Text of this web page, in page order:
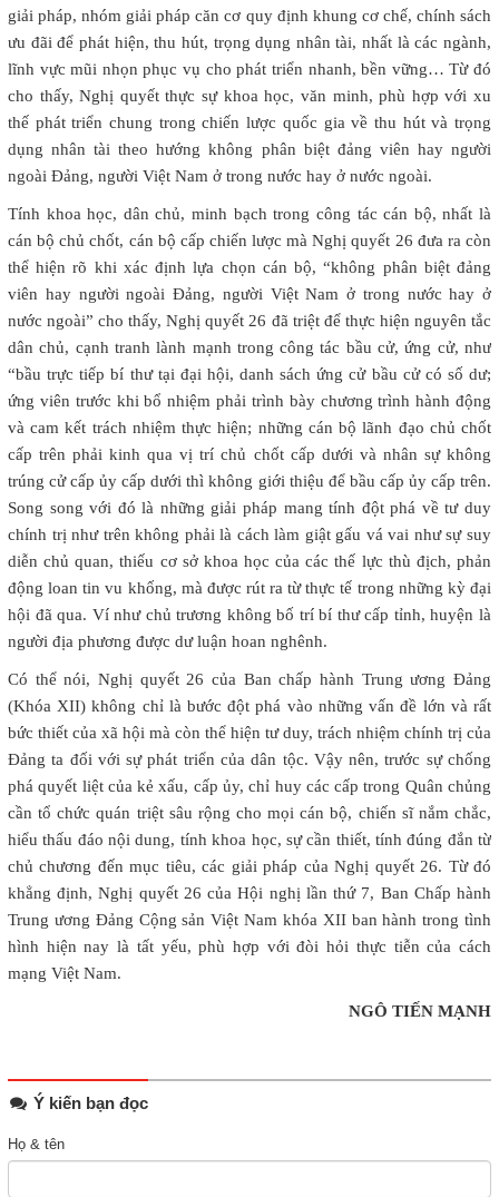
giải pháp, nhóm giải pháp căn cơ quy định khung cơ chế, chính sách
ưu đãi để phát hiện, thu hút, trọng dụng nhân tài, nhất là các ngành,
lĩnh vực mũi nhọn phục vụ cho phát triển nhanh, bền vững… Từ đó
cho thấy, Nghị quyết thực sự khoa học, văn minh, phù hợp với xu
thế phát triển chung trong chiến lược quốc gia về thu hút và trọng
dụng nhân tài theo hướng không phân biệt đảng viên hay người
ngoài Đảng, người Việt Nam ở trong nước hay ở nước ngoài.
Tính khoa học, dân chủ, minh bạch trong công tác cán bộ, nhất là
cán bộ chủ chốt, cán bộ cấp chiến lược mà Nghị quyết 26 đưa ra còn
thể hiện rõ khi xác định lựa chọn cán bộ, “không phân biệt đảng
viên hay người ngoài Đảng, người Việt Nam ở trong nước hay ở
nước ngoài” cho thấy, Nghị quyết 26 đã triệt để thực hiện nguyên tắc
dân chủ, cạnh tranh lành mạnh trong công tác bầu cử, ứng cử, như
“bầu trực tiếp bí thư tại đại hội, danh sách ứng cử bầu cử có số dư;
ứng viên trước khi bổ nhiệm phải trình bày chương trình hành động
và cam kết trách nhiệm thực hiện; những cán bộ lãnh đạo chủ chốt
cấp trên phải kinh qua vị trí chủ chốt cấp dưới và nhân sự không
trúng cử cấp ủy cấp dưới thì không giới thiệu để bầu cấp ủy cấp trên.
Song song với đó là những giải pháp mang tính đột phá về tư duy
chính trị như trên không phải là cách làm giật gấu vá vai như sự suy
diễn chủ quan, thiếu cơ sở khoa học của các thế lực thù địch, phản
động loan tin vu khống, mà được rút ra từ thực tế trong những kỳ đại
hội đã qua. Ví như chủ trương không bố trí bí thư cấp tỉnh, huyện là
người địa phương được dư luận hoan nghênh.
Có thể nói, Nghị quyết 26 của Ban chấp hành Trung ương Đảng
(Khóa XII) không chỉ là bước đột phá vào những vấn đề lớn và rất
bức thiết của xã hội mà còn thể hiện tư duy, trách nhiệm chính trị của
Đảng ta đối với sự phát triển của dân tộc. Vậy nên, trước sự chống
phá quyết liệt của kẻ xấu, cấp ủy, chỉ huy các cấp trong Quân chủng
cần tổ chức quán triệt sâu rộng cho mọi cán bộ, chiến sĩ nắm chắc,
hiểu thấu đáo nội dung, tính khoa học, sự cần thiết, tính đúng đắn từ
chủ chương đến mục tiêu, các giải pháp của Nghị quyết 26. Từ đó
khẳng định, Nghị quyết 26 của Hội nghị lần thứ 7, Ban Chấp hành
Trung ương Đảng Cộng sản Việt Nam khóa XII ban hành trong tình
hình hiện nay là tất yếu, phù hợp với đòi hỏi thực tiễn của cách
mạng Việt Nam.
NGÔ TIẾN MẠNH
Ý kiến bạn đọc
Họ & tên